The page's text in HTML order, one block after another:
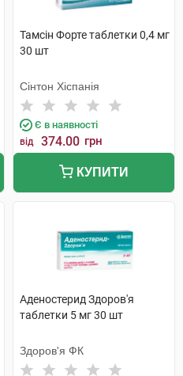
Тамсін Форте таблетки 0,4 мг
30 шт
Сінтон Хіспанія
Є в наявності
від 374.00 грн
КУПИТИ
Аденостерид Здоров'я
таблетки 5 мг 30 шт
Здоров'я ФК